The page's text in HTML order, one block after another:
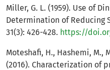
Miller, G. L. (1959). Use of
Determination of Reducing
31(3): 426-428. https://
Moteshafi, H., Hashemi, M.,
(2016). Characterization of